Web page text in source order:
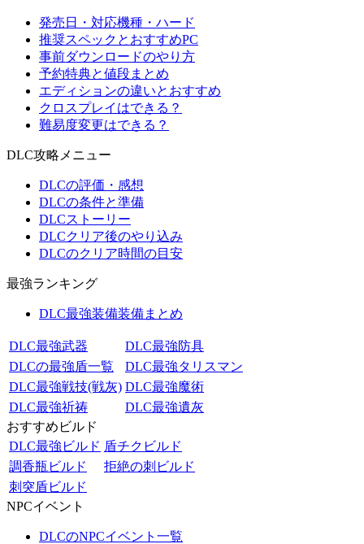
発売日・対応機種・ハード
推奨スペックとおすすめPC
事前ダウンロードのやり方
予約特典と値段まとめ
エディションの違いとおすすめ
クロスプレイはできる？
難易度変更はできる？
DLC攻略メニュー
DLCの評価・感想
DLCの条件と準備
DLCストーリー
DLCクリア後のやり込み
DLCのクリア時間の目安
最強ランキング
DLC最強装備装備まとめ
DLC最強武器
DLC最強防具
DLCの最強盾一覧
DLC最強タリスマン
DLC最強戦技(戦灰) DLC最強魔術
DLC最強祈祷
DLC最強遺灰
おすすめビルド
DLC最強ビルド 盾チクビルド
調香瓶ビルド
拒絶の刺ビルド
刺突盾ビルド
NPCイベント
DLCのNPCイベント一覧